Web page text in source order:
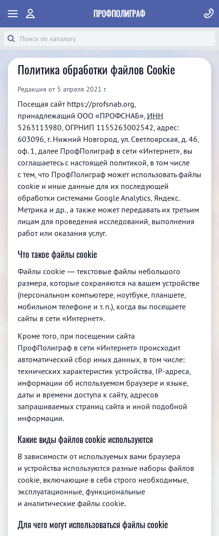
ПРОФПОЛИГРАФ
Политика обработки файлов Cookie
Редакция от 5 апреля 2021 г.
Посещая сайт https://profsnab.org,
принадлежащий ООО «ПРОФСНАБ», ИНН
5263113980, ОГРНИП 1155263002542, адрес:
603096, г. Нижний Новгород, ул. Светлоярская, д. 46,
оф. 1, далее ПрофПолиграф в сети «Интернет», вы
соглашаетесь с настоящей политикой, в том числе
с тем, что ПрофПолиграф может использовать файлы
cookie и иные данные для их последующей
обработки системами Google Analytics, Яндекс.
Метрика и др., а также может передавать их третьим
лицам для проведения исследований, выполнения
работ или оказания услуг.
Что такое файлы cookie
Файлы cookie — текстовые файлы небольшого
размера, которые сохраняются на вашем устройстве
(персональном компьютере, ноутбуке, планшете,
мобильном телефоне и т. п.), когда вы посещаете
сайты в сети «Интернет».
Кроме того, при посещении сайта
ПрофПолиграф в сети «Интернет» происходит
автоматический сбор иных данных, в том числе:
технических характеристик устройства, IP-адреса,
информации об используемом браузере и языке,
даты и времени доступа к сайту, адресов
запрашиваемых страниц сайта и иной подобной
информации.
Какие виды файлов cookie используются
В зависимости от используемых вами браузера
и устройства используются разные наборы файлов
cookie, включающие в себя строго необходимые,
эксплуатационные, функциональные
и аналитические файлы cookie.
Для чего могут использоваться файлы cookie